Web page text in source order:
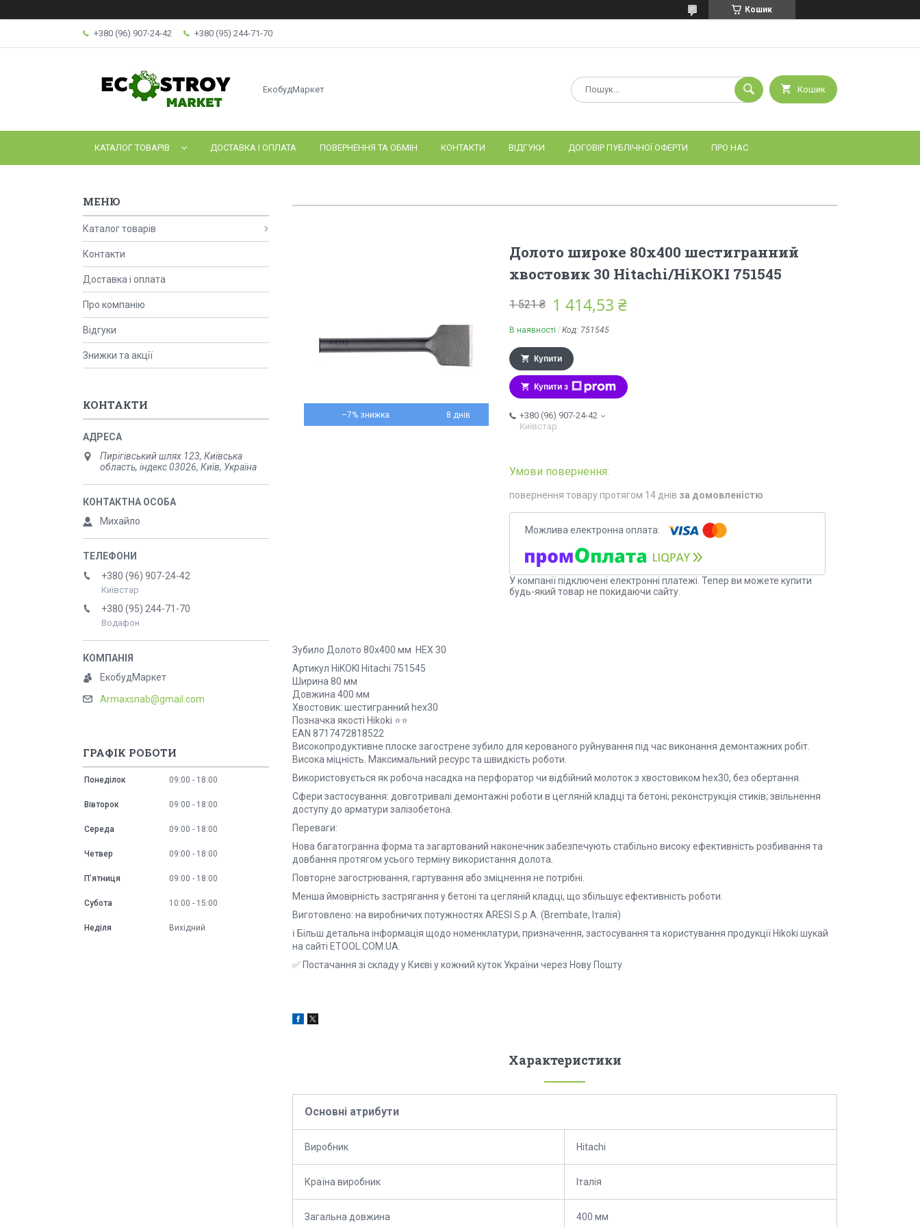
Кошик
+380 (96) 907-24-42 +380 (95) 244-71-70
ЕкобудМаркет Кошик
КАТАЛОГ ТОВАРІВ ДОСТАВКА І ОПЛАТА ПОВЕРНЕННЯ ТА ОБМІН КОНТАКТИ ВІДГУКИ ДОГОВІР ПУБЛІЧНОЇ ОФЕРТИ ПРО НАС
–7% 8 днів
Долото широке 80х400 шестигранний
хвостовик 30 Hitachi/HiKOKI 751545
1 521 ₴ 1 414,53 ₴
В наявності Код: 751545
Купити
Купити з
+380 (96) 907-24-42
Київстар
повернення товару протягом 14 днів за домовленістю
У компанії підключені електронні платежі. Тепер ви можете купити
будь-який товар не покидаючи сайту.
Зубило Долото 80х400 мм НЕХ 30
Артикул HiKOKI Hitachi 751545
Ширина 80 мм
Довжина 400 мм
Хвостовик: шестигранний hex30
Позначка якості Hikoki ⭐️⭐️
EAN 8717472818522
Високопродуктивне плоске загострене зубило для керованого руйнування під час виконання демонтажних робіт.
Висока міцність. Максимальний ресурс та швидкість роботи.
Використовується як робоча насадка на перфоратор чи відбійний молоток з хвостовиком hex30, без обертання.
Сфери застосування: довготривалі демонтажні роботи в цегляній кладці та бетоні; реконструкція стиків; звільнення
доступу до арматури залізобетона.
Переваги:
Нова багатогранна форма та загартований наконечник забезпечують стабільно високу ефективність розбивання та
довбання протягом усього терміну використання долота.
Повторне загострювання, гартування або зміцнення не потрібні.
Менша ймовірність застрягання у бетоні та цегляній кладці, що збільшує ефективність роботи.
Виготовлено: на виробничих потужностях ARESI S.p.A. (Brembate, Італія)
ℹ️ Більш детальна інформація щодо номенклатури, призначення, застосування та користування продукції Hikoki шукай
на сайті ETOOL.COM.UA.
✅ Постачання зі складу у Києві у кожний куток України через Нову Пошту
Характеристики
Основні атрибути
Виробник Hitachi
Країна виробник Італія
Загальна довжина 400 мм
Каталог товарів
Контакти
Доставка і оплата
Про компанію
Відгуки
Знижки та акції
КОНТАКТИ
Пирігівський шлях 123, Київська
область, індекс 03026, Київ, Україна
Михайло
+380 (96) 907-24-42
Київстар
+380 (95) 244-71-70
Водафон
ЕкобудМаркет
Armaxsnab@gmail.com
ГРАФІК РОБОТИ
Понеділок 09:00 18:00
Вівторок 09:00 18:00
Середа 09:00 18:00
Четвер 09:00 18:00
Пʼятниця 09:00 18:00
Субота 10:00 15:00
Неділя Вихідний